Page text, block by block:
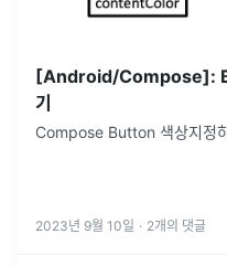
[Android/Compose]:
기
Compose Button 색상지정
2023년 9월 10일 · 2개의 댓글